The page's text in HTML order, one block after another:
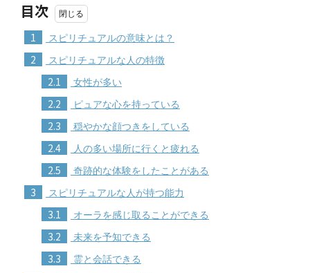
目次
1 スピリチュアルの意味とは？
2 スピリチュアルな人の特徴
2.1 女性が多い
2.2 ピュアな心を持っている
2.3 穏やかな顔つきをしている
2.4 人の多い場所に行くと疲れる
2.5 奇跡的な体験をしたことがある
3 スピリチュアルな人が持つ能力
3.1 オーラを感じ取ることができる
3.2 未来を予知できる
3.3 霊と会話できる